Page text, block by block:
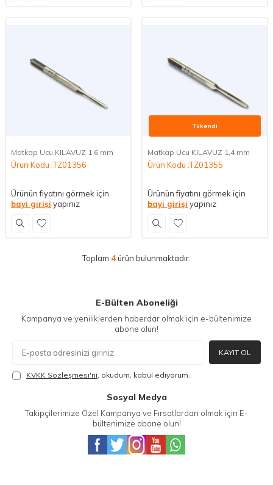
Matkap Ucu KILAVUZ 1,6 mm
Ürün Kodu :TZ01356
Ürünün fiyatını görmek için
bayi girişi yapınız
Tükendi
Matkap Ucu KILAVUZ 1,4 mm
Ürün Kodu :TZ01355
Ürünün fiyatını görmek için
bayi girişi yapınız
Toplam 4ürün bulunmaktadır.
E-Bülten Aboneliği
Kampanya ve yeniliklerden haberdar olmak için e-bültenimize
abone olun!
KAYIT OL
KVKK Sözleşmesi'ni, okudum, kabul ediyorum.
Sosyal Medya
Takipçilerimize Özel Kampanya ve Fırsatlardan olmak için E-
bültenimize abone olun!